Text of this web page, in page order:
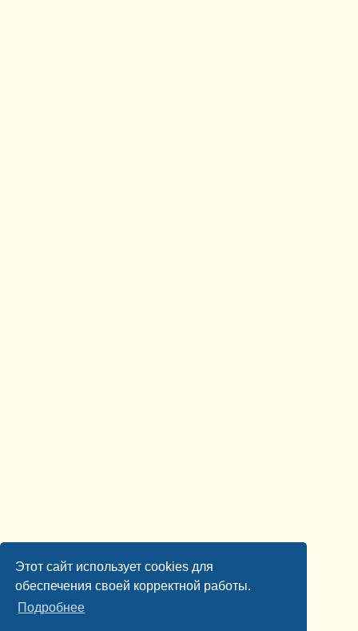
Этот сайт использует cookies для
обеспечения своей корректной работы.
Подробнее